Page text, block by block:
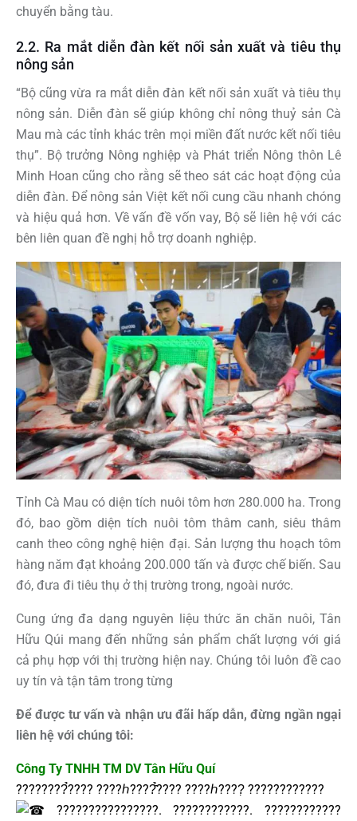
chuyển bằng tàu.
2.2. Ra mắt diễn đàn kết nối sản xuất và tiêu thụ
nông sản
“Bộ cũng vừa ra mắt diễn đàn kết nối sản xuất và tiêu thụ
nông sản. Diễn đàn sẽ giúp không chỉ nông thuỷ sản Cà
Mau mà các tỉnh khác trên mọi miền đất nước kết nối tiêu
thụ”. Bộ trưởng Nông nghiệp và Phát triển Nông thôn Lê
Minh Hoan cũng cho rằng sẽ theo sát các hoạt động của
diễn đàn. Để nông sản Việt kết nối cung cầu nhanh chóng
và hiệu quả hơn. Về vấn đề vốn vay, Bộ sẽ liên hệ với các
bên liên quan đề nghị hỗ trợ doanh nghiệp.
Tỉnh Cà Mau có diện tích nuôi tôm hơn 280.000 ha. Trong
đó, bao gồm diện tích nuôi tôm thâm canh, siêu thâm
canh theo công nghệ hiện đại. Sản lượng thu hoạch tôm
hàng năm đạt khoảng 200.000 tấn và được chế biến. Sau
đó, đưa đi tiêu thụ ở thị trường trong, ngoài nước.
Cung ứng đa dạng nguyên liệu thức ăn chăn nuôi, Tân
Hữu Qúi mang đến những sản phẩm chất lượng với giá
cả phụ hợp với thị trường hiện nay. Chúng tôi luôn đề cao
uy tín và tận tâm trong từng
Để được tư vấn và nhận ưu đãi hấp dẫn, đừng ngần ngại
liên hệ với chúng tôi:
Công Ty TNHH TM DV Tân Hữu Quí
????????̉???? ????ℎ????̂̉???? ????ℎ????̣ ????????????
????????????????. ????????????. ????????????